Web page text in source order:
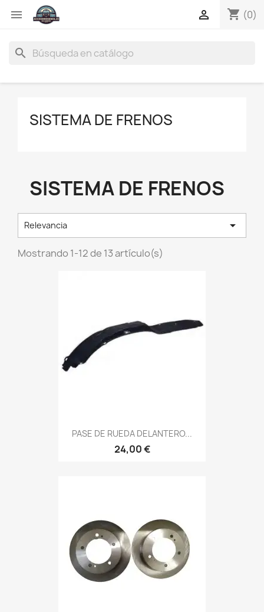
 shopping_cart (0)

search
SISTEMA DE FRENOS
SISTEMA DE FRENOS
Relevancia 
Mostrando 1-12 de 13 artículo(s)
PASE DE RUEDA DELANTERO...
24,00 €